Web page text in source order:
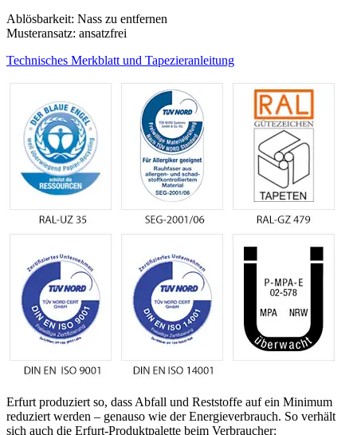
Ablösbarkeit: Nass zu entfernen
Musteransatz: ansatzfrei
Technisches Merkblatt und Tapezieranleitung
Erfurt produziert so, dass Abfall und Reststoffe auf ein Minimum
reduziert werden – genauso wie der Energieverbrauch. So verhält
sich auch die Erfurt-Produktpalette beim Verbraucher: